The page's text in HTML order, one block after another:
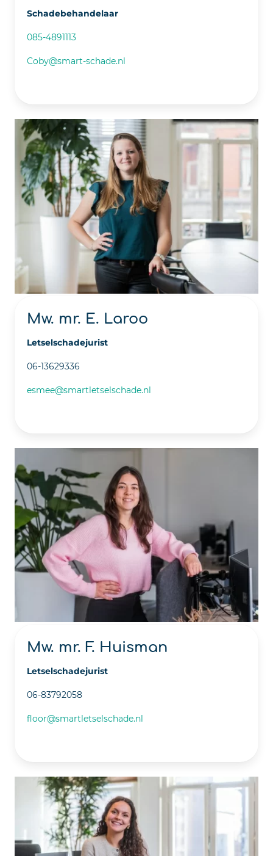
Schadebehandelaar
085-4891113
Coby@smart-schade.nl
Mw. mr. E. Laroo
Letselschadejurist
06-13629336
esmee@smartletselschade.nl
Mw. mr. F. Huisman
Letselschadejurist
06-83792058
floor@smartletselschade.nl